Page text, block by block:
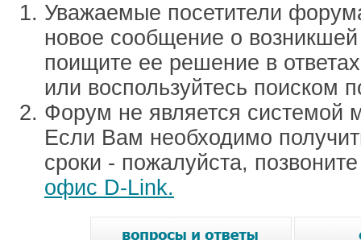
Уважаемые посетители
новое сообщение о
поищите ее решение в
или воспользуйтесь поиском
Форум не является системой
Если Вам необходимо
сроки - пожалуйста,
офис D-Link.